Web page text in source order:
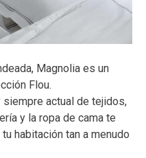
Magnolia es un
Flou.
siempre actual de tejidos,
y la ropa de cama te
habitación tan a menudo